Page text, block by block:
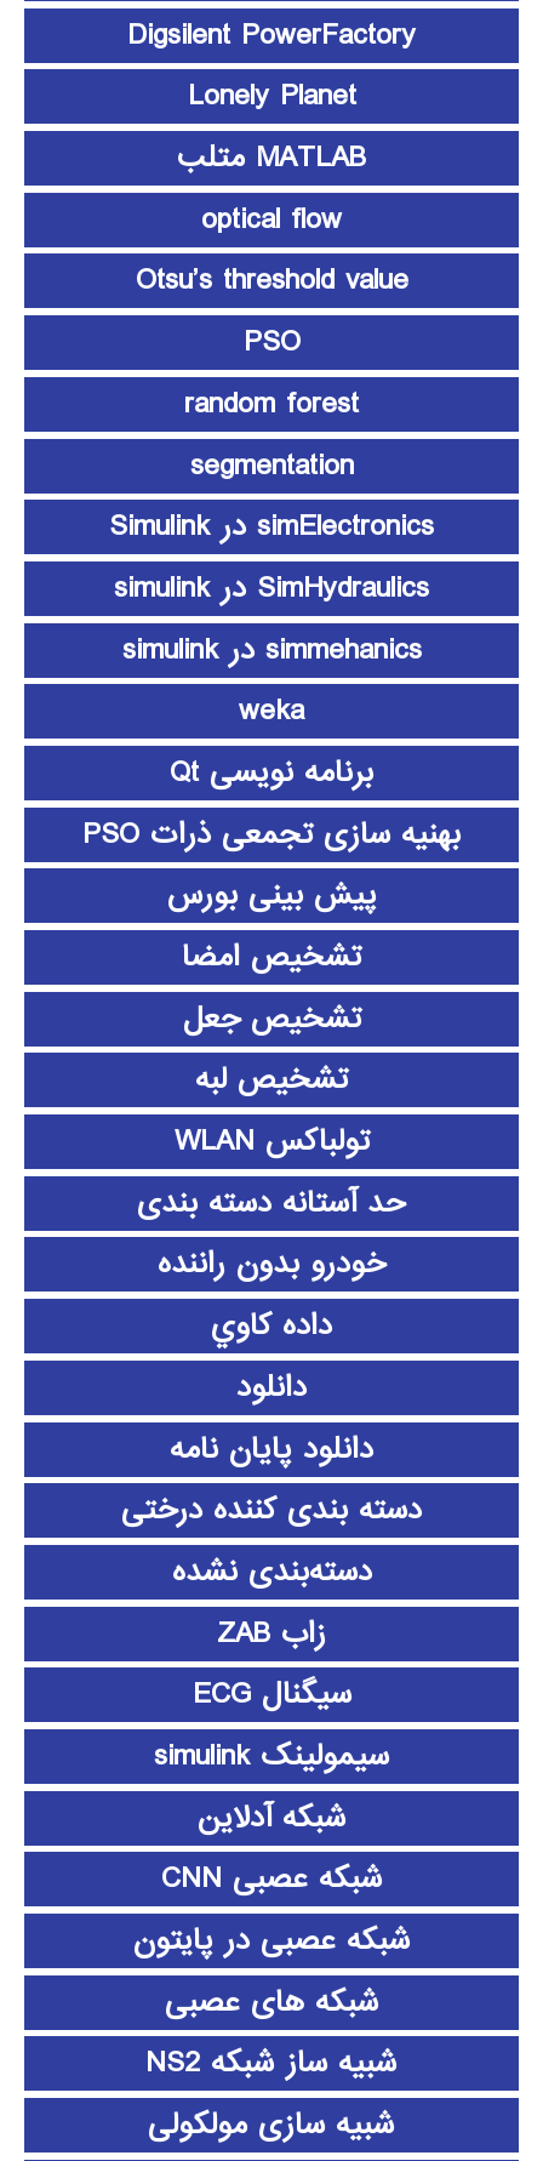
Digsilent PowerFactory
Lonely Planet
MATLAB متلب
optical flow
Otsu’s threshold value
PSO
random forest
segmentation
simElectronics در Simulink
SimHydraulics در simulink
simmehanics در simulink
weka
برنامه نویسی Qt
بهنیه سازی تجمعی ذرات PSO
پیش بینی بورس
تشخیص امضا
تشخیص جعل
تشخیص لبه
تولباکس WLAN
حد آستانه دسته بندی
خودرو بدون راننده
داده كاوي
دانلود
دانلود پايان نامه
دسته بندی کننده درختی
دسته‌بندی نشده
زاب ZAB
سیگنال ECG
سیمولینک simulink
شبکه آدلاین
شبکه عصبی CNN
شبکه عصبی در پایتون
شبکه های عصبی
شبیه ساز شبکه NS2
شبیه سازی مولکولی